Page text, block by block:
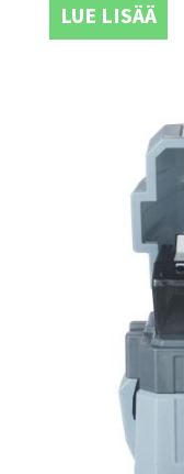
LUE LISÄÄ